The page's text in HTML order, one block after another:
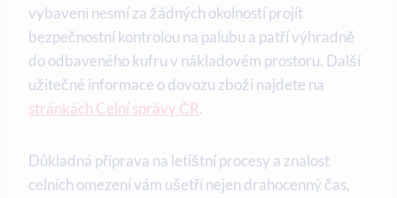
vybavení nesmí za žádných okolností projít
bezpečnostní kontrolou na palubu a patří výhradně
do odbaveného kufru v nákladovém prostoru. Další
užitečné informace o dovozu zboží najdete na
stránkách Celní správy ČR.
Důkladná příprava na letištní procesy a znalost
celních omezení vám ušetří nejen drahocenný čas,